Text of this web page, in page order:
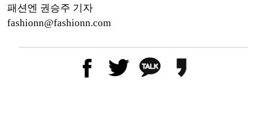
패션엔 권승주 기자
fashionn@fashionn.com